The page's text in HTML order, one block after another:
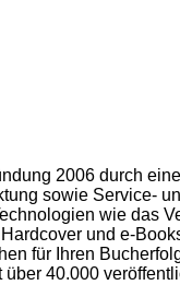
2006 durch
sowie Service-
wie das
und e-
für Ihren
40.000